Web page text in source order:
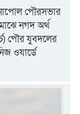
পৌরসভার
নগদ অর্থ
পৌর যুবদলের
ওযার্ডে